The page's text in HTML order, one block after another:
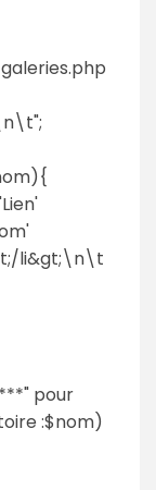
li&gt;\n\t
pour
:$nom)